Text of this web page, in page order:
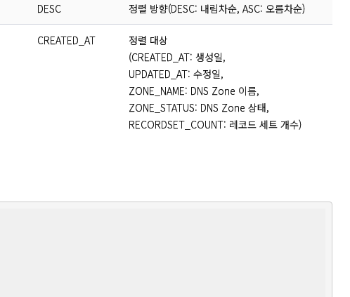
DESC 정렬 방향(DESC: 내림차순, ASC: 오름차순)
CREATED_AT
정렬 대상
(CREATED_AT: 생성일,
UPDATED_AT: 수정일,
ZONE_NAME: DNS Zone 이름,
ZONE_STATUS: DNS Zone 상태,
RECORDSET_COUNT: 레코드 세트 개수)